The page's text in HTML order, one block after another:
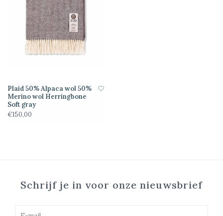
Plaid 50% Alpaca wol 50%
Merino wol Herringbone
Soft gray
€150,00
Schrijf je in voor onze nieuwsbrief